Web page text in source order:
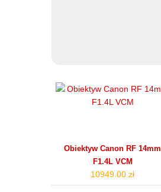
Obiektyw Canon RF 14mm
F1.4L VCM
10949.00 zł